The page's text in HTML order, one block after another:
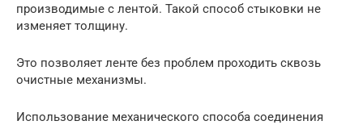
производимые с лентой. Такой способ стыковки не
изменяет толщину.
Это позволяет ленте без проблем проходить сквозь
очистные механизмы.
Использование механического способа соединения